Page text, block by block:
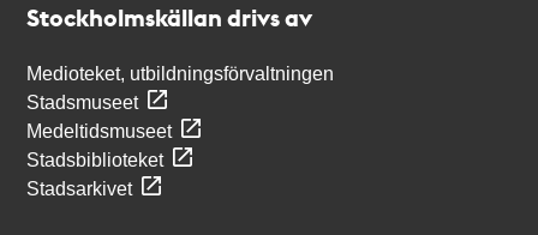
Stockholmskällan drivs av
Medioteket, utbildningsförvaltningen
Stadsmuseet
Medeltidsmuseet
Stadsbiblioteket
Stadsarkivet